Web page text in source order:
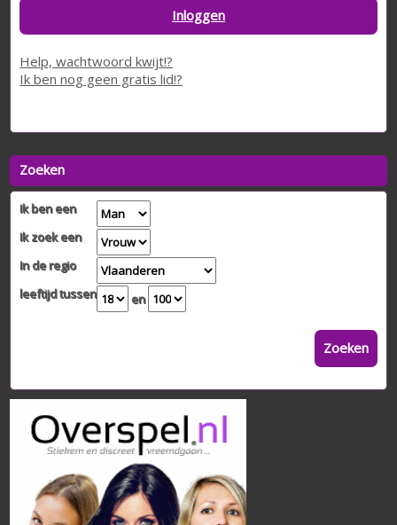
Inloggen
Help, wachtwoord kwijt!?
Ik ben nog geen gratis lid!?
Zoeken
Ik ben een
Ik zoek een
In de regio
leeftijd tussen
en
Zoeken